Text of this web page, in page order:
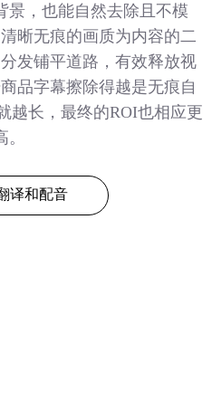
景，也能自然去除且不模
晰无痕的画质为内容的二
发铺平道路，有效释放视
品字幕擦除得越是无痕自
越长，最终的ROI也相应更
。
译和配音